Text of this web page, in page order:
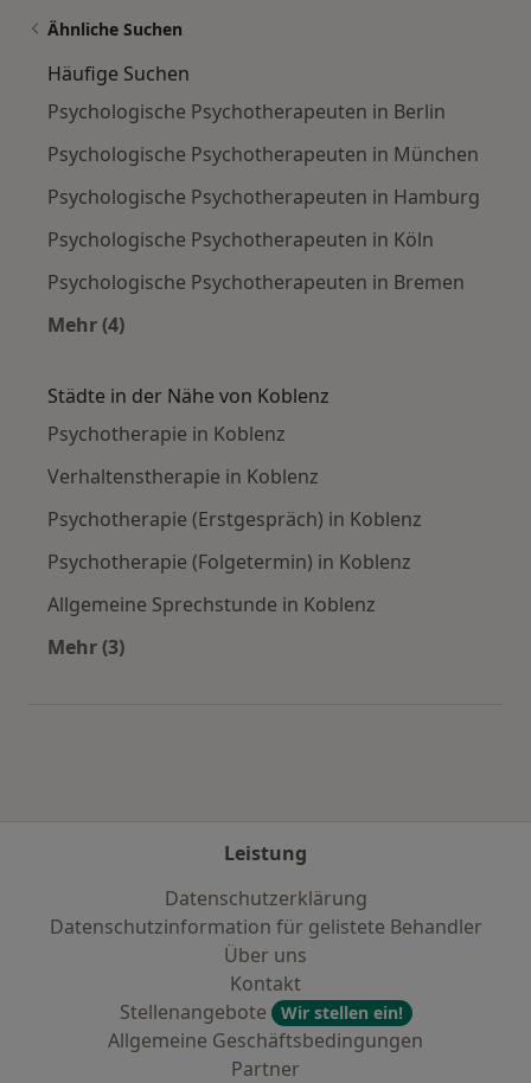
Ähnliche Suchen
Häufige Suchen
Psychologische Psychotherapeuten in Berlin
Psychologische Psychotherapeuten in München
Psychologische Psychotherapeuten in Hamburg
Psychologische Psychotherapeuten in Köln
Psychologische Psychotherapeuten in Bremen
Mehr (4)
Städte in der Nähe von Koblenz
Psychotherapie in Koblenz
Verhaltenstherapie in Koblenz
Psychotherapie (Erstgespräch) in Koblenz
Psychotherapie (Folgetermin) in Koblenz
Allgemeine Sprechstunde in Koblenz
Mehr (3)
Leistung
Datenschutzerklärung
Datenschutzinformation für gelistete Behandler
Über uns
Kontakt
Stellenangebote
Wir stellen ein!
Allgemeine Geschäftsbedingungen
Partner